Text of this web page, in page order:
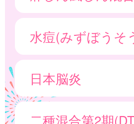
水痘(みずぼうそ
日本脳炎
二種混合第2期